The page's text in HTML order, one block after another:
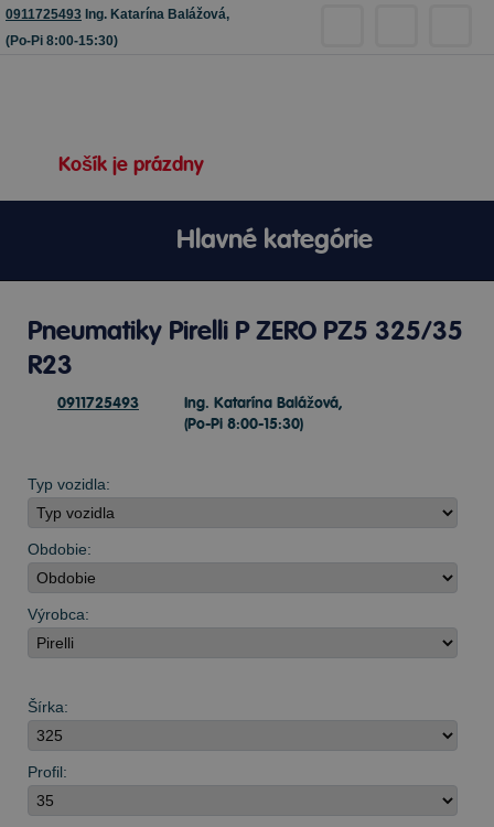
0911725493 Ing. Katarína Balážová,
(Po-Pi 8:00-15:30)
Košík je prázdny
Hlavné kategórie
Pneumatiky Pirelli P ZERO PZ5 325/35
R23
0911725493
Ing. Katarína Balážová,
(Po-Pi 8:00-15:30)
Typ vozidla:
Obdobie:
Výrobca:
Šírka:
Profil: